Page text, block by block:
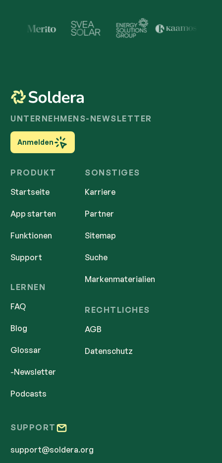
Trusted by Industry
UNTERNEHMENS-NEWSLETTER
Anmelden
PRODUKT
Startseite
App starten
Funktionen
Support
FAQ
Blog
Glossar
-Newsletter
Podcasts
LERNEN
Karriere
Partner
Sitemap
Suche
Markenmaterialien
SONSTIGES
AGB
Datenschutz
RECHTLICHES
SUPPORT
support@soldera.org